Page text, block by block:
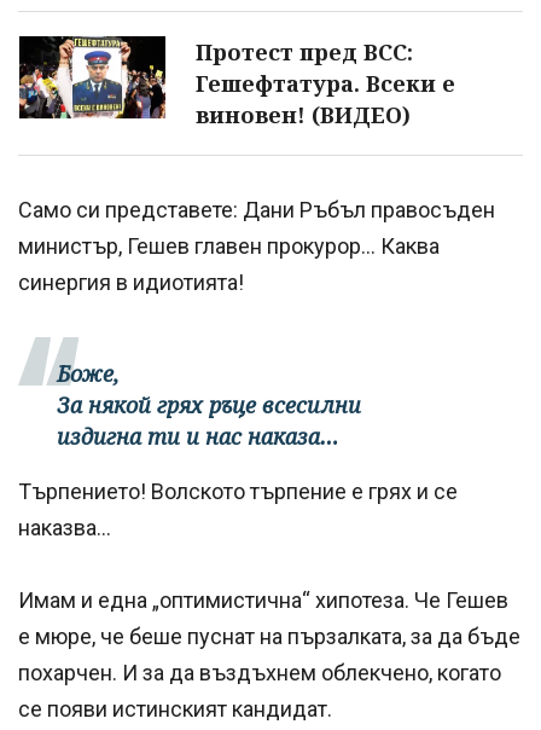
Протест пред ВСС:
Гешефтатура. Всеки е
виновен! (ВИДЕО)
Само си представете: Дани Ръбъл правосъден
министър, Гешев главен прокурор… Каква
синергия в идиотията!
Боже,
За някой грях ръце всесилни
издигна ти и нас наказа…
Търпението! Волското търпение е грях и се
наказва…
Имам и една „оптимистична“ хипотеза. Че Гешев
е мюре, че беше пуснат на пързалката, за да бъде
похарчен. И за да въздъхнем облекчено, когато
се появи истинският кандидат.